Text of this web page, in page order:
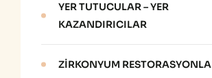
YER TUTUCULAR – YER
KAZANDIRICILAR
ZIRKONYUM